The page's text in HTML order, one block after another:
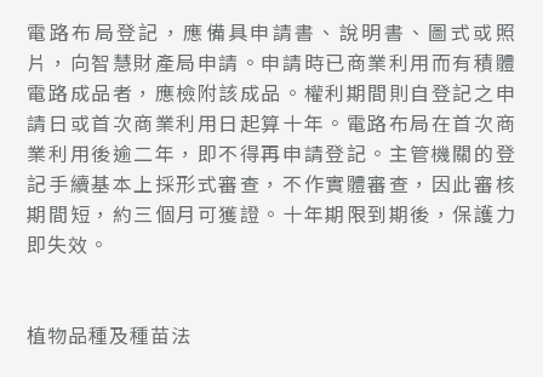
電路布局登記，應備具申請書、說明書、圖式或照
片，向智慧財產局申請。申請時已商業利用而有積體
電路成品者，應檢附該成品。權利期間則自登記之申
請日或首次商業利用日起算十年。電路布局在首次商
業利用後逾二年，即不得再申請登記。主管機關的登
記手續基本上採形式審查，不作實體審查，因此審核
期間短，約三個月可獲證。十年期限到期後，保護力
即失效。
植物品種及種苗法